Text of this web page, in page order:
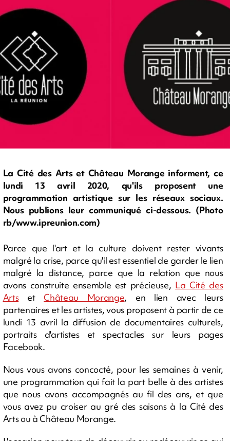
La Cité des Arts et Château Morange informent, ce
lundi 13 avril 2020, qu'ils proposent une
programmation artistique sur les réseaux sociaux.
Nous publions leur communiqué ci-dessous. (Photo
rb/www.ipreunion.com)
Parce que l'art et la culture doivent rester vivants
malgré la crise, parce qu'il est essentiel de garder le lien
malgré la distance, parce que la relation que nous
avons construite ensemble est précieuse, La Cité des
ArtsetChâteau Morange, en lien avec leurs
partenaires et les artistes, vous proposent à partir de ce
lundi 13 avril la diffusion de documentaires culturels,
portraits d'artistes et spectacles sur leurs pages
Facebook.
Nous vous avons concocté, pour les semaines à venir,
une programmation qui fait la part belle à des artistes
que nous avons accompagnés au fil des ans, et que
vous avez pu croiser au gré des saisons à la Cité des
Arts ou à Château Morange.